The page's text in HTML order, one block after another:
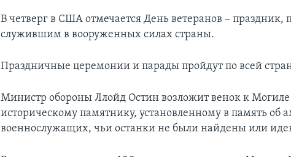
В четверг в США отмечается День ветеранов –
служившим в вооруженных силах страны.
Праздничные церемонии и парады пройдут по всей
Министр обороны Ллойд Остин возложит венок к Могиле
историческому памятнику, установленному в память об
военнослужащих, чьи останки не были найдены или